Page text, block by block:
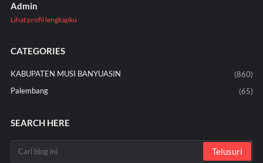
Admin
Lihat profil lengkapku
CATEGORIES
KABUPATEN MUSI BANYUASIN
(860)
Palembang
(65)
SEARCH HERE